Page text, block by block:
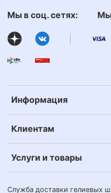
Информация
Клиентам
Услуги и товары
Мы в соц. сетях: Мы
Служба доставки гелиевых